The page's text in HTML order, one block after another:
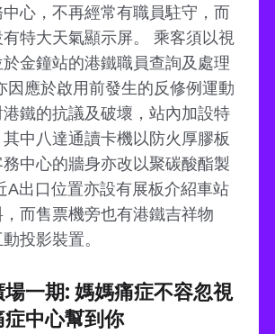
心，不再經常有職員駐守，而
特大天氣顯示屏。 乘客須以視
金鐘站的港鐵職員查詢及處理
因應於啟用前發生的反修例運動
鐵的抗議及破壞，站內加設特
中八達通讀卡機以防火厚膠板
中心的牆身亦改以聚碳酸酯製
A出口位置亦設有展板介紹車站
而售票機旁也有港鐵吉祥物
投影裝置。
一期: 媽媽痛症不容忽視
中心幫到你